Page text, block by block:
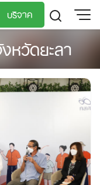
บริจาค
TH
EN
หวัดยะลา